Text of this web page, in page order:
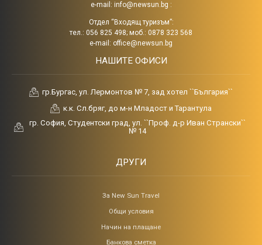
e-mail: info@newsun.bg :
Отдел “Входящ туризъм”:
тел.: 056 825 498; моб.: 0878 323 568
e-mail: office@newsun.bg
НАШИТЕ ОФИСИ
гр.Бургас, ул. Лермонтов № 7, зад хотел ``България``
к.к. Сл.бряг, до м-н Младост и Тарантула
гр. София, Студентски град, ул. ``Проф. д-р Иван Странски``
№ 14
ДРУГИ
За New Sun Travel
Общи условия
Начин на плащане
Банкова сметка